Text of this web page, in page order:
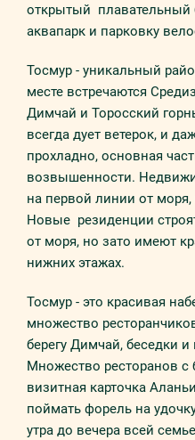
открытый плавательный
аквапарк и парковку
Тосмур - уникальный
месте встречаются
Димчай и Торосский
всегда дует ветерок, и
прохладно, основная
возвышенности.
на первой линии от
Новые резиденции
от моря, но зато имеют
нижних этажах.
Тосмур - это красивая
множество
берегу Димчай, беседки
Множество ресторанов с
визитная карточка
поймать форель на
утра до вечера всей